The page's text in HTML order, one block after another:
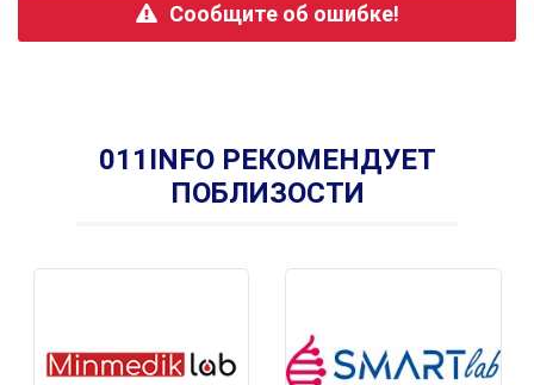
Сообщите об ошибке!
011INFO РЕКОМЕНДУЕТ
ПОБЛИЗОСТИ